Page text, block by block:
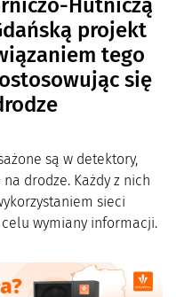
projekt
tego
się
są w detektory,
drodze. Każdy z nich
sieci
celu wymiany informacji.